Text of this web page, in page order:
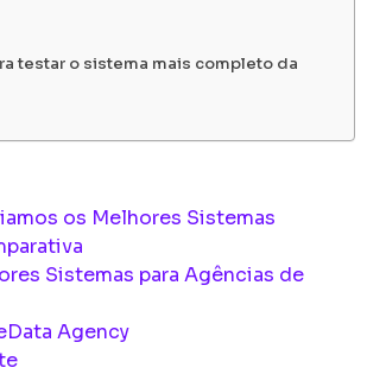
testar o sistema mais completo da
os Melhores Sistemas
Sistemas para Agências de
Agency